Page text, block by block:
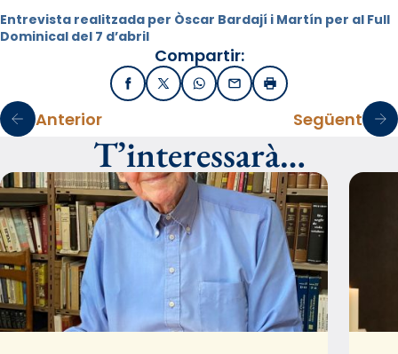
Entrevista realitzada per Òscar Bardají i Martín per al Full
Dominical del 7 d’abril
Compartir:
FacebookX / TwitterWhatsApp
EmailImprimir
Anterior Següent
T’interessarà…